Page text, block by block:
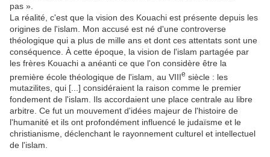
pas ».
La réalité, c'est que la vision des Kouachi est présente depuis les
origines de l'islam. Mon accusé est né d'une controverse
théologique qui a plus de mille ans et dont ces attentats sont une
conséquence. À cette époque, la vision de l'islam partagée par
les frères Kouachi a anéanti ce que l'on considère être la
première école théologique de l'islam, au VIIIe siècle : les
mutazilites, qui [...] considéraient la raison comme le premier
fondement de l'islam. Ils accordaient une place centrale au libre
arbitre. Ce fut un mouvement d'idées majeur de l'histoire de
l'humanité et ils ont profondément influencé le judaïsme et le
christianisme, déclenchant le rayonnement culturel et intellectuel
de l'islam.